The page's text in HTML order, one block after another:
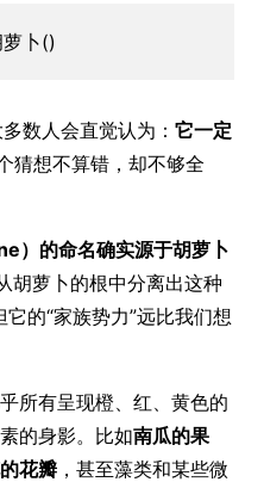
卜()
数人会直觉认为： 它一定
猜想不算错，却不够全
）的命名确实源于胡萝卜
萝卜的根中分离出这种
的“家族势力”远比我们想
乎所有呈现橙、红、黄色的
的身影。比如南瓜的果
花瓣 ，甚至藻类和某些微